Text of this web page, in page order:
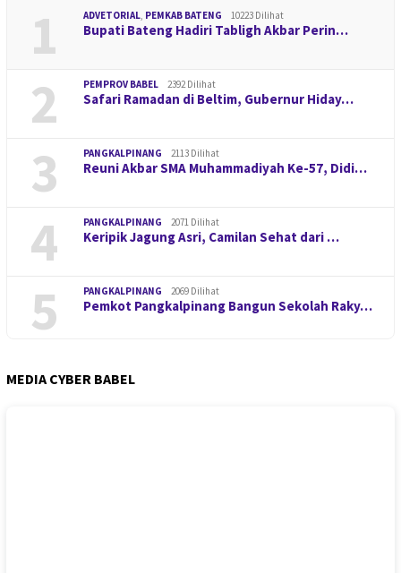
1 ADVETORIAL, PEMKAB BATENG 10223 Dilihat
Bupati Bateng Hadiri Tabligh Akbar Perin…
2 PEMPROV BABEL 2392 Dilihat
Safari Ramadan di Beltim, Gubernur Hiday…
3 PANGKALPINANG 2113 Dilihat
Reuni Akbar SMA Muhammadiyah Ke-57, Didi…
4 PANGKALPINANG 2071 Dilihat
Keripik Jagung Asri, Camilan Sehat dari …
5 PANGKALPINANG 2069 Dilihat
Pemkot Pangkalpinang Bangun Sekolah Raky…
MEDIA CYBER BABEL